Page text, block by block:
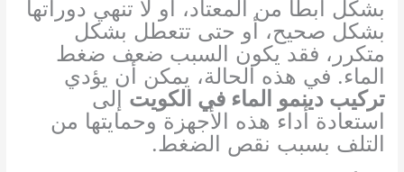
بشكل أبطأ من المعتاد، أو لا تنهي دوراتها
بشكل صحيح، أو حتى تتعطل بشكل
متكرر، فقد يكون السبب ضعف ضغط
الماء. في هذه الحالة، يمكن أن يؤدي
تركيب دينمو الماء في الكويت إلى
استعادة أداء هذه الأجهزة وحمايتها من
التلف بسبب نقص الضغط.